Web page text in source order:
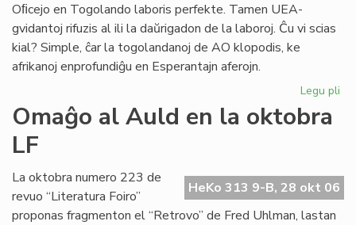
Oﬁcejo en Togolando laboris perfekte. Tamen UEA-
gvidantoj rifuzis al ili la daŭrigadon de la laboroj. Ĉu vi scias
kial? Simple, ĉar la togolandanoj de AO klopodis, ke
afrikanoj enprofundiĝu en Esperantajn aferojn.
Legu pli
Omaĝo al Auld en la oktobra
LF
HeKo 313 9-B, 28 okt 06
La oktobra numero 223 de
revuo “Literatura Foiro”
proponas fragmenton el “Retrovo” de Fred Uhlman, lastan